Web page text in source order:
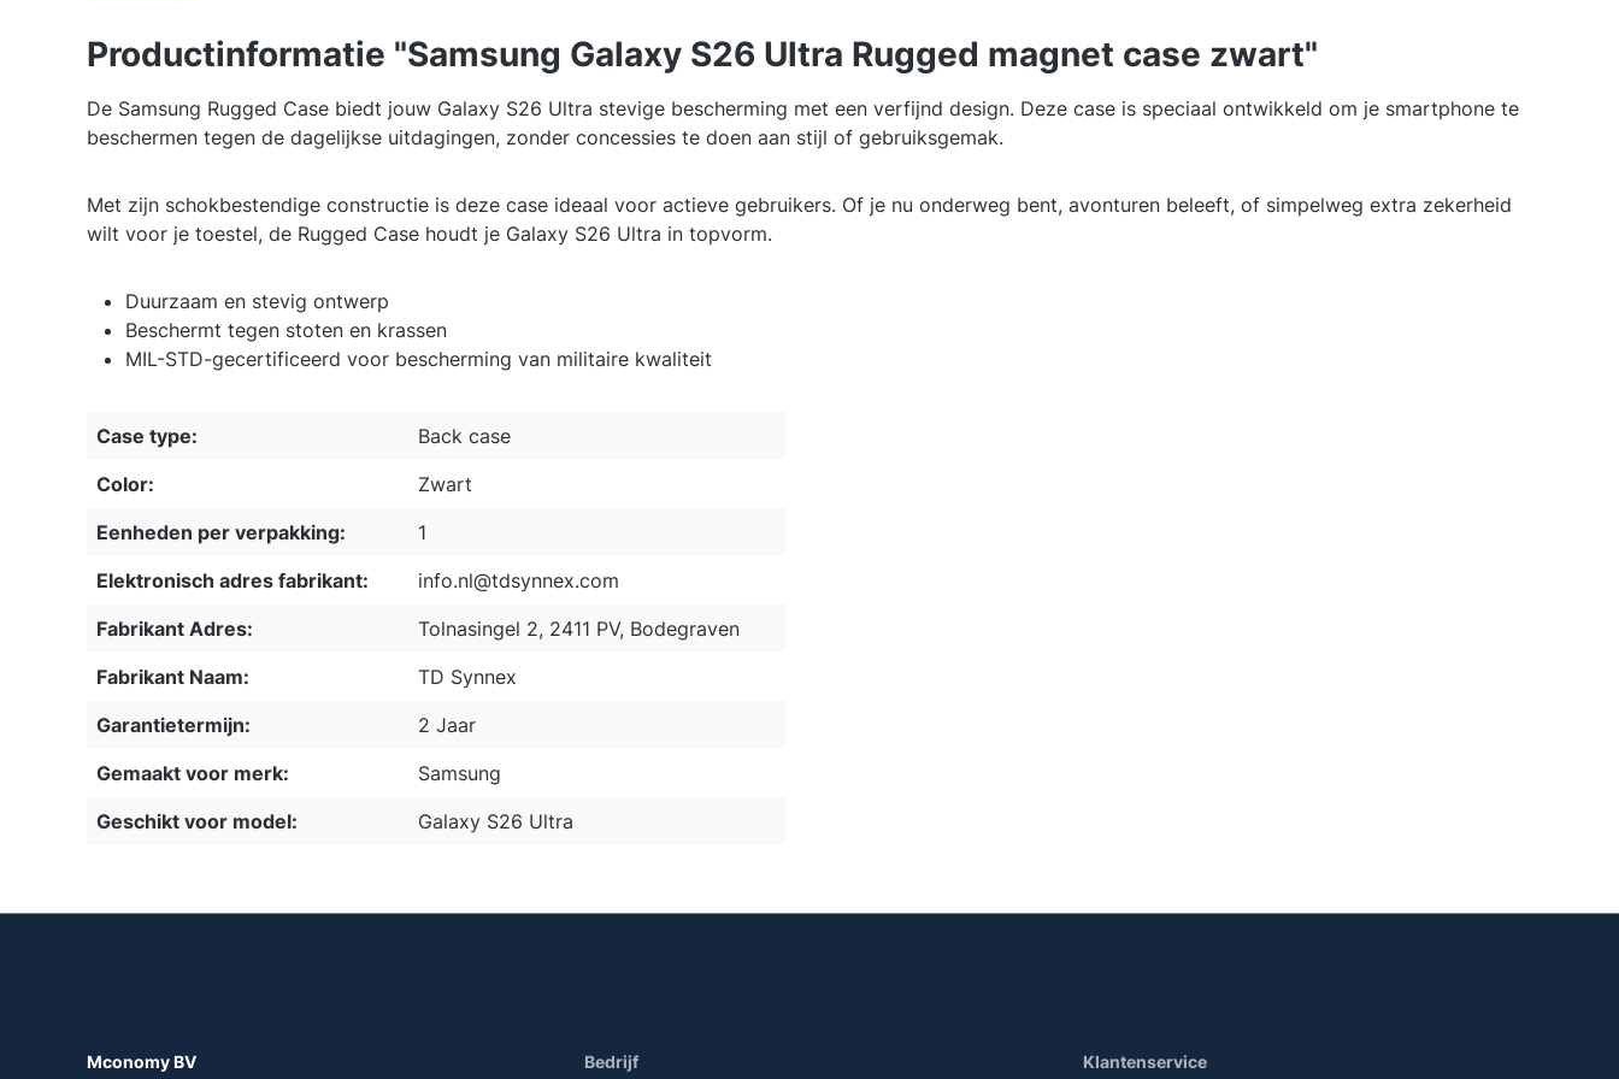
Productinformatie "Samsung Galaxy S26 Ultra Rugged magnet case zwart"
De Samsung Rugged Case biedt jouw Galaxy S26 Ultra stevige bescherming met een verfijnd design. Deze case is speciaal ontwikkeld om je smartphone te
beschermen tegen de dagelijkse uitdagingen, zonder concessies te doen aan stijl of gebruiksgemak.
Met zijn schokbestendige constructie is deze case ideaal voor actieve gebruikers. Of je nu onderweg bent, avonturen beleeft, of simpelweg extra zekerheid
wilt voor je toestel, de Rugged Case houdt je Galaxy S26 Ultra in topvorm.
Duurzaam en stevig ontwerp
Beschermt tegen stoten en krassen
MIL-STD-gecertificeerd voor bescherming van militaire kwaliteit
Case type:
Back case
Color:
Zwart
Eenheden per verpakking:
1
Elektronisch adres fabrikant:
info.nl@tdsynnex.com
Fabrikant Adres:
Tolnasingel 2, 2411 PV, Bodegraven
Fabrikant Naam:
TD Synnex
Garantietermijn:
2 Jaar
Gemaakt voor merk:
Samsung
Geschikt voor model:
Galaxy S26 Ultra
Mconomy BV Bedrijf Klantenservice